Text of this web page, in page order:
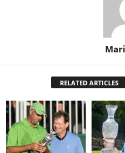
RELATED ARTICLES